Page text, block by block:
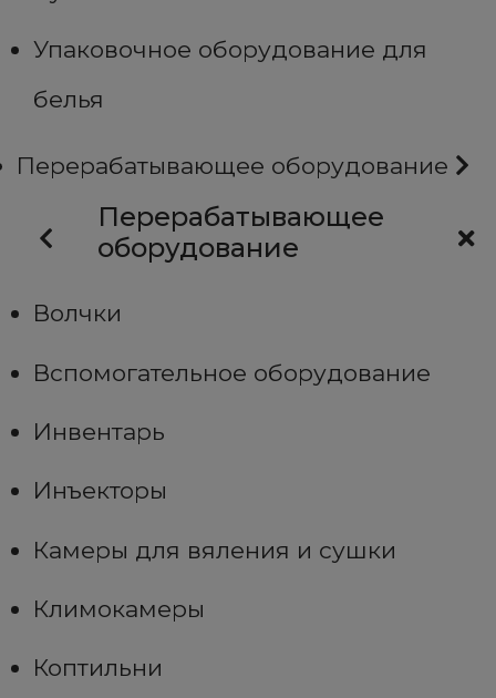
Упаковочное оборудование для
белья
Перерабатывающее оборудование
Перерабатывающее
оборудование
Волчки
Вспомогательное оборудование
Инвентарь
Инъекторы
Камеры для вяления и сушки
Климокамеры
Коптильни